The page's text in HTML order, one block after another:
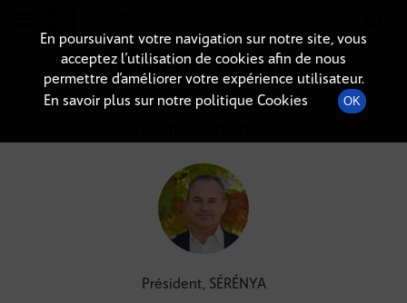
DÉTAIL DE L'INVITÉ(E)
Président, SÉRÉNYA
En poursuivant votre navigation sur notre site, vous
acceptez l’utilisation de cookies afin de nous
permettre d’améliorer votre expérience utilisateur.
En savoir plus sur notre politique Cookies
OK